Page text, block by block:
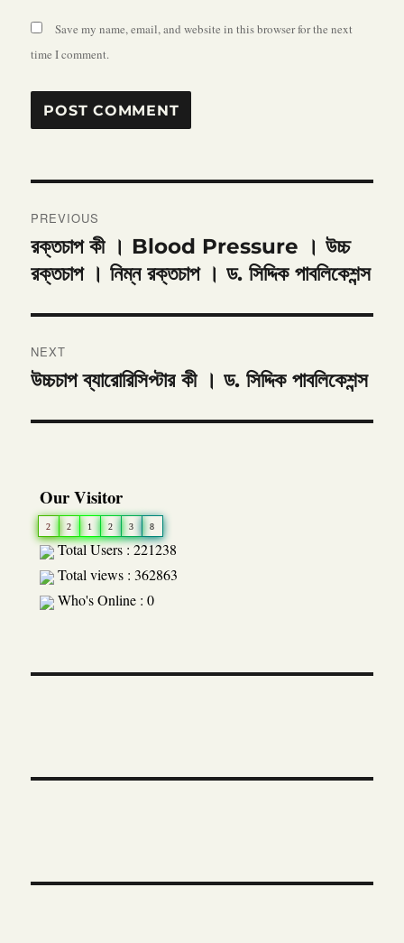
Save my name, email, and website in this browser for the next
time I comment.
navigation
PREVIOUS
Previous
post:
রক্তচাপ কী । Blood Pressure । উচ্চ
রক্তচাপ । নিম্ন রক্তচাপ । ড. সিদ্দিক পাবলিকেশন্স
NEXT
Next
উচ্চচাপ ব্যারোরিসিপ্টার কী । ড. সিদ্দিক পাবলিকেশন্স
Our Visitor
2 2 1 2 3 8
Total Users : 221238
Total views : 362863
Who's Online : 0